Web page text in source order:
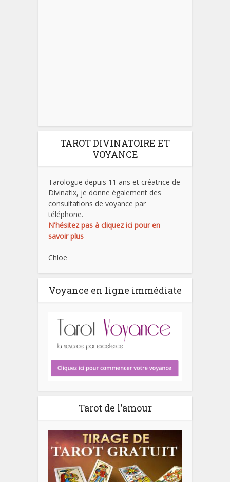
TAROT DIVINATOIRE ET
VOYANCE
Tarologue depuis 11 ans et créatrice de
Divinatix, je donne également des
consultations de voyance par
téléphone.
N'hésitez pas à cliquez ici pour en
savoir plus
Chloe
Voyance en ligne immédiate
Tarot de l’amour